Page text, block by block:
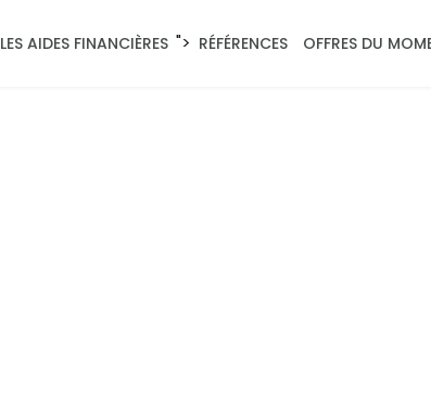
LES AIDES FINANCIÈRES "> RÉFÉRENCES OFFRES DU